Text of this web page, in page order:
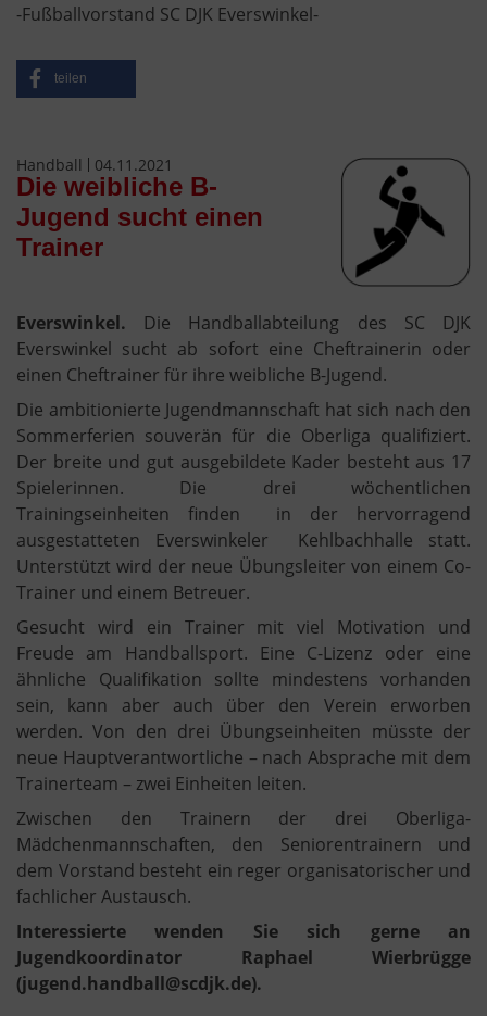
-Fußballvorstand SC DJK Everswinkel-
teilen
Handball 04.11.2021
Die weibliche B-
Jugend sucht einen
Trainer
Everswinkel. Die Handballabteilung des SC DJK
Everswinkel sucht ab sofort eine Cheftrainerin oder
einen Cheftrainer für ihre weibliche B-Jugend.
Die ambitionierte Jugendmannschaft hat sich nach den
Sommerferien souverän für die Oberliga qualifiziert.
Der breite und gut ausgebildete Kader besteht aus 17
Spielerinnen. Die drei wöchentlichen
Trainingseinheiten finden in der hervorragend
ausgestatteten Everswinkeler Kehlbachhalle statt.
Unterstützt wird der neue Übungsleiter von einem Co-
Trainer und einem Betreuer.
Gesucht wird ein Trainer mit viel Motivation und
Freude am Handballsport. Eine C-Lizenz oder eine
ähnliche Qualifikation sollte mindestens vorhanden
sein, kann aber auch über den Verein erworben
werden. Von den drei Übungseinheiten müsste der
neue Hauptverantwortliche – nach Absprache mit dem
Trainerteam – zwei Einheiten leiten.
Zwischen den Trainern der drei Oberliga-
Mädchenmannschaften, den Seniorentrainern und
dem Vorstand besteht ein reger organisatorischer und
fachlicher Austausch.
Interessierte wenden Sie sich gerne an
Jugendkoordinator Raphael Wierbrügge
(jugend.handball@scdjk.de).